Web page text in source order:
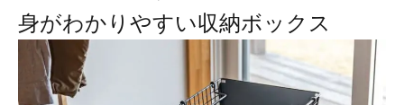
身がわかりやすい収納ボックス